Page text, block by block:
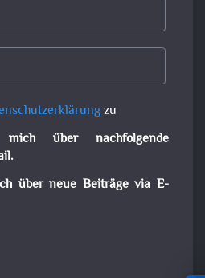
zu
mich über nachfolgende
über neue Beiträge via E-